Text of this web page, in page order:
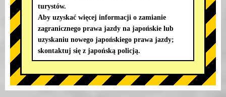
turystów.
Aby uzyskać więcej informacji o zamianie
zagranicznego prawa jazdy na japońskie lub
uzyskaniu nowego japońskiego prawa jazdy;
skontaktuj się z japońską policją.